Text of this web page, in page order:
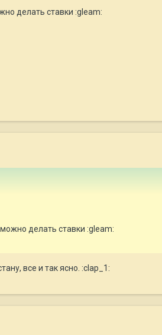
делать ставки :gleam:
делать ставки :gleam:
все и так ясно. :clap_1: